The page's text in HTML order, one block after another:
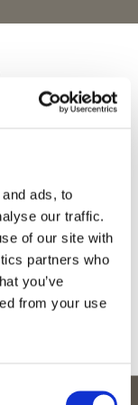
ads, to
our traffic.
of our site with
partners who
you’ve
from your use
projet
Golf &
en
valeur à long
faible densité,
limité de
et